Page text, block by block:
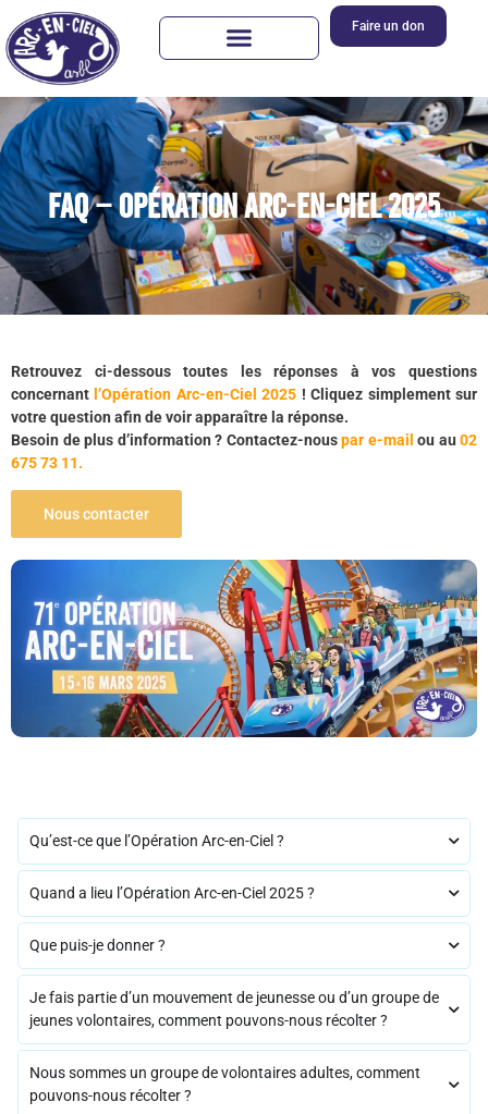
Faire un don
FAQ – Opération Arc-en-Ciel 2025
Retrouvez ci-dessous toutes les réponses à vos questions
concernant l’Opération Arc-en-Ciel 2025 ! Cliquez simplement sur
votre question afin de voir apparaître la réponse.
Besoin de plus d’information ? Contactez-nouspar e-mail ou au 02
675 73 11.
Nous contacter
Qu’est-ce que l’Opération Arc-en-Ciel ?
Quand a lieu l’Opération Arc-en-Ciel 2025 ?
Que puis-je donner ?
Je fais partie d’un mouvement de jeunesse ou d’un groupe de
jeunes volontaires, comment pouvons-nous récolter ?
Nous sommes un groupe de volontaires adultes, comment
pouvons-nous récolter ?